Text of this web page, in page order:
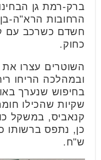
ברק-רמת גן
הרחובות הרא"ה-
חשדם כשרכב עם
כחוק.
השוטרים עצרו
ובמהלכה הריחו
שקיות שהכילו
ש"ח.